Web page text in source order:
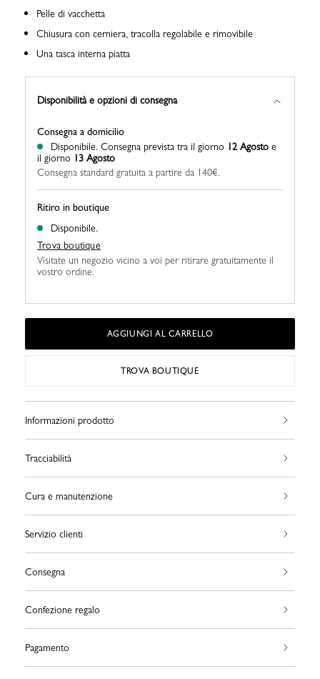
Pelle di vacchetta
Chiusura con cerniera, tracolla regolabile e rimovibile
Una tasca interna piatta
Disponibilità e opzioni di consegna
Ritiro in boutique
Disponibile.
Trova boutique
Visitate un negozio vicino a voi per ritirare gratuitamente il
vostro ordine.
Consegna a domicilio
Disponibile. Consegna prevista tra il giorno 12 Agosto e
il giorno 13 Agosto
Consegna standard gratuita a partire da 140€.
AGGIUNGI AL CARRELLO
TROVA BOUTIQUE
Informazioni prodotto
Tracciabilità
Cura e manutenzione
Servizio clienti
Consegna
Confezione regalo
Pagamento